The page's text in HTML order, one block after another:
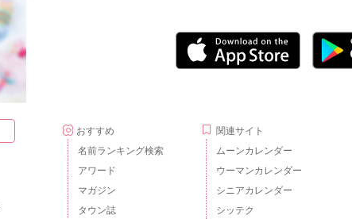
おすすめ
名前ランキング検索
アワード
マガジン
タウン誌
関連サイト
ムーンカレンダー
ウーマンカレンダー
シニアカレンダー
シッテク